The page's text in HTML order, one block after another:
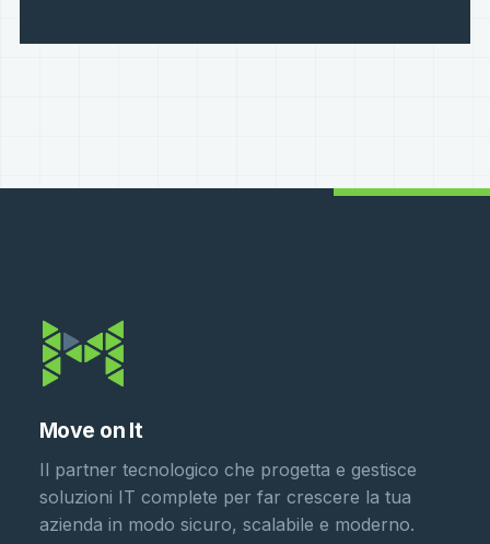
Move on It
Il partner tecnologico che progetta e gestisce
soluzioni IT complete per far crescere la tua
azienda in modo sicuro, scalabile e moderno.